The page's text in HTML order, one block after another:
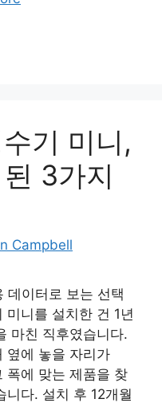
기 미니,
3가지
Campbell
데이터로 보는 선택
미니를 설치한 건 1년
마친 직후였습니다.
옆에 놓을 자리가
폭에 맞는 제품을 찾
니다. 설치 후 12개월